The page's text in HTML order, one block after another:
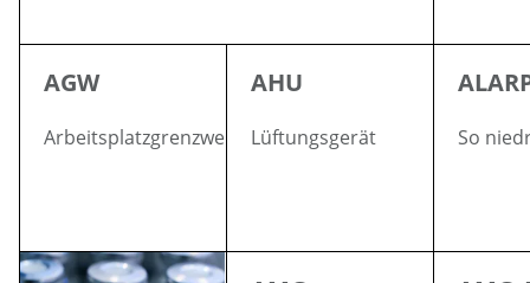
AGW
Arbeitsplatzgrenzwert
AHU
Lüftungsgerät So